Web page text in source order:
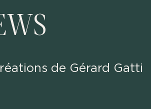
de Gérard Gatti